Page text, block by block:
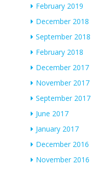
February 2019
December 2018
September 2018
February 2018
December 2017
November 2017
September 2017
June 2017
January 2017
December 2016
November 2016